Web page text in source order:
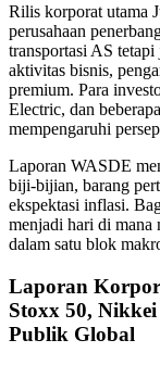
Rilis korporat utama
perusahaan
transportasi AS
aktivitas bisnis,
premium. Para
Electric, dan
mempengaruhi
Laporan WASDE
biji-bijian, barang
ekspektasi inflasi.
menjadi hari di mana
dalam satu blok
Laporan
Stoxx 50,
Publik Global